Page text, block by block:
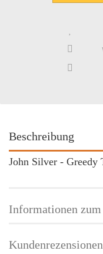
Beschreibung
John Silver - Greedy
Informationen
Kundenrezensionen